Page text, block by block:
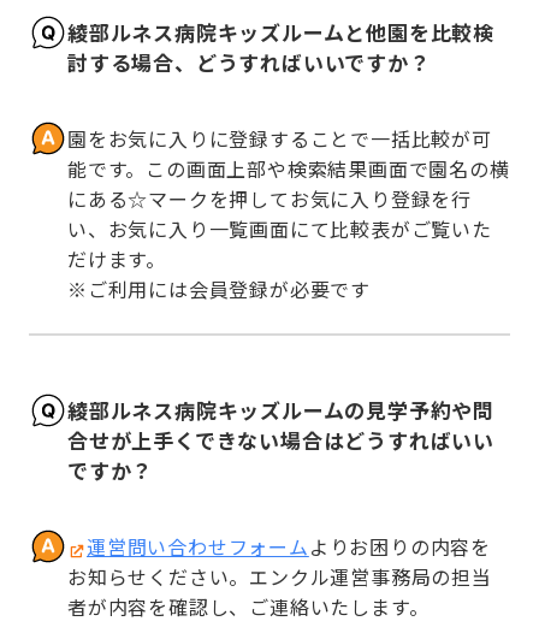
綾部ルネス病院キッズルームと他園を比較検
討する場合、どうすればいいですか？
園をお気に入りに登録することで一括比較が可
能です。この画面上部や検索結果画面で園名の横
にある☆マークを押してお気に入り登録を行
い、お気に入り一覧画面にて比較表がご覧いた
だけます。
※ご利用には会員登録が必要です
綾部ルネス病院キッズルームの見学予約や問
合せが上手くできない場合はどうすればいい
ですか？
運営問い合わせフォームよりお困りの内容を
お知らせください。エンクル運営事務局の担当
者が内容を確認し、ご連絡いたします。